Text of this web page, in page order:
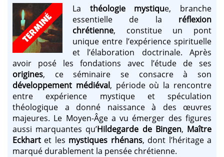
La théologie mystique, branche
essentielle de la réflexion
chrétienne, constitue un pont
unique entre l’expérience spirituelle
et l’élaboration doctrinale. Après
avoir posé les fondations avec l’étude de ses
origines, ce séminaire se consacre à son
développement médiéval, période où la rencontre
entre expérience mystique et spéculation
théologique a donné naissance à des œuvres
majeures. Le Moyen-Âge a vu émerger des figures
aussi marquantes qu’Hildegarde de Bingen, Maître
Eckhart et les mystiques rhénans, dont l’héritage a
marqué durablement la pensée chrétienne.